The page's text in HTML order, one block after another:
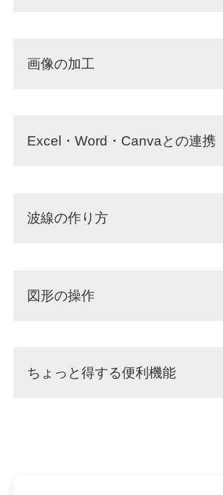
画像の加工
Excel・Word・Canvaとの連携
波線の作り方
図形の操作
ちょっと得する便利機能